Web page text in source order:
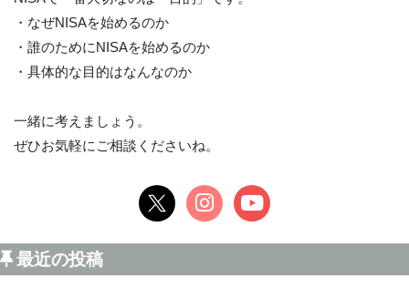
・なぜNISAを始めるのか
・誰のためにNISAを始めるのか
・具体的な目的はなんなのか
一緒に考えましょう。
ぜひお気軽にご相談くださいね。
最近の投稿